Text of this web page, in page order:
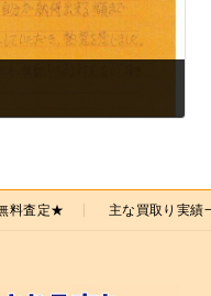
料査定★ 主な買取り実績